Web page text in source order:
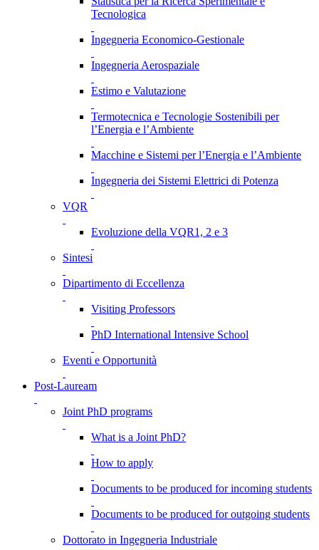
Tecnologica
Ingegneria Economico-Gestionale
Ingegneria Aerospaziale
Estimo e Valutazione
Termotecnica e Tecnologie Sostenibili per
l’Energia e l’Ambiente
Macchine e Sistemi per l’Energia e l’Ambiente
Ingegneria dei Sistemi Elettrici di Potenza
VQR
Evoluzione della VQR1, 2 e 3
Sintesi
Dipartimento di Eccellenza
Visiting Professors
PhD International Intensive School
Eventi e Opportunità
Post-Lauream
Joint PhD programs
What is a Joint PhD?
How to apply
Documents to be produced for incoming students
Documents to be produced for outgoing students
Dottorato in Ingegneria Industriale